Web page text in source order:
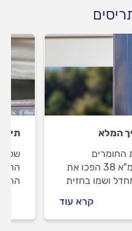
המלא
החומרים
והקבלנים ובמיוחד פרויקטי תמ"א 38 הפכו את
ושמו בחזית
שבתריסים
קרא עוד